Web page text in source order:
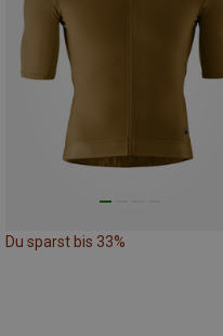
Du sparst bis 33%